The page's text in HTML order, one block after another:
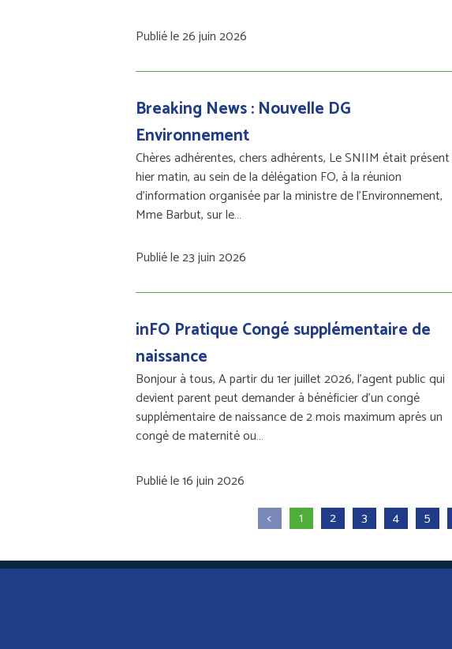
Publié le 26 juin 2026
Breaking News : Nouvelle DG
Environnement
Chères adhérentes, chers adhérents, Le SNIIM était présent
hier matin, au sein de la délégation FO, à la réunion
d'information organisée par la ministre de l'Environnement,
Mme Barbut, sur le…
Publié le 23 juin 2026
inFO Pratique Congé supplémentaire de
naissance
Bonjour à tous, A partir du 1er juillet 2026, l’agent public qui
devient parent peut demander à bénéficier d’un congé
supplémentaire de naissance de 2 mois maximum après un
congé de maternité ou…
Publié le 16 juin 2026
<
1 2 3 4 5